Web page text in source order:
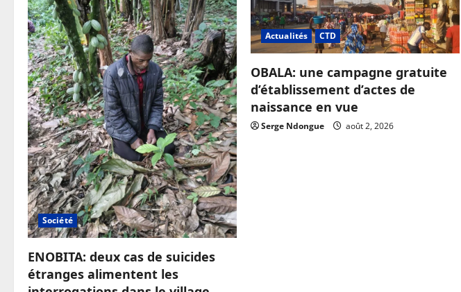
Société
ENOBITA: deux cas de suicides
étranges alimentent les
Actualités CTD
OBALA: une campagne gratuite
d’établissement d’actes de
naissance en vue
Serge Ndongue août 2, 2026